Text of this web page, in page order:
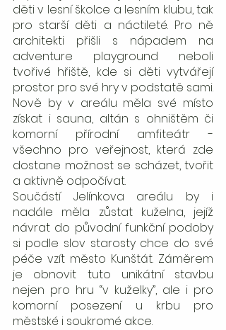
děti v lesní školce a lesním klubu, tak
pro starší děti a náctileté. Pro ně
architekti přišli s nápadem na
adventure playground neboli
tvořivé hřiště, kde si děti vytvářejí
prostor pro své hry v podstatě sami.
Nově by v areálu měla své místo
získat i sauna, altán s ohništěm či
komorní přírodní amfiteátr -
všechno pro veřejnost, která zde
dostane možnost se scházet, tvořit
a aktivně odpočívat.
Součástí Jelínkova areálu by i
nadále měla zůstat kuželna, jejíž
návrat do původní funkční podoby
si podle slov starosty chce do své
péče vzít město Kunštát. Záměrem
je obnovit tuto unikátní stavbu
nejen pro hru “v kuželky”, ale i pro
komorní posezení u krbu pro
městské i soukromé akce.